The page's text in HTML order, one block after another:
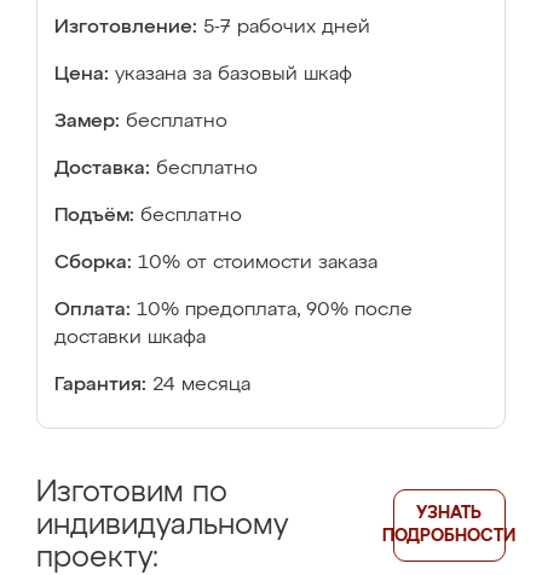
Изготовление: 5-7 рабочих дней
Цена: указана за базовый шкаф
Замер: бесплатно
Доставка: бесплатно
Подъём: бесплатно
Сборка: 10% от стоимости заказа
Оплата: 10% предоплата, 90% после
доставки шкафа
Гарантия: 24 месяца
Изготовим по
индивидуальному
проекту:
УЗНАТЬ
ПОДРОБНОСТИ